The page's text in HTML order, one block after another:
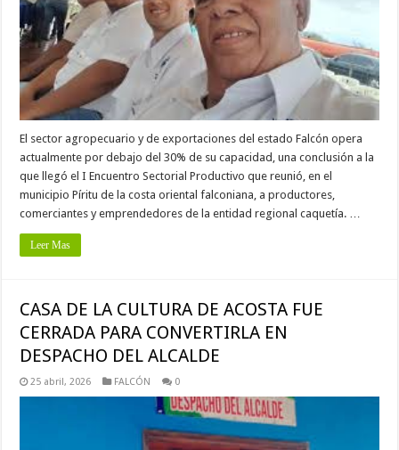
El sector agropecuario y de exportaciones del estado Falcón opera
actualmente por debajo del 30% de su capacidad, una conclusión a la
que llegó el I Encuentro Sectorial Productivo que reunió, en el
municipio Píritu de la costa oriental falconiana, a productores,
comerciantes y emprendedores de la entidad regional caquetía. …
Leer Mas
CASA DE LA CULTURA DE ACOSTA FUE
CERRADA PARA CONVERTIRLA EN
DESPACHO DEL ALCALDE
25 abril, 2026 FALCÓN 0